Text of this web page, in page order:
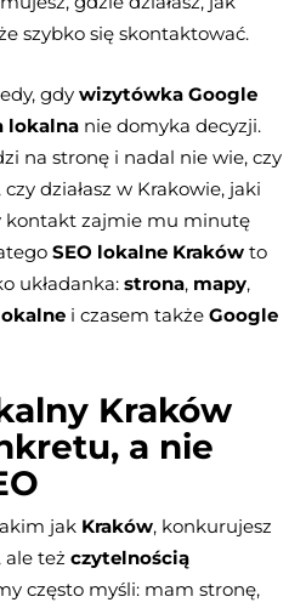
szybko się skontaktować.
gdy wizytówka Google
lokalna nie domyka decyzji.
na stronę i nadal nie wie, czy
działasz w Krakowie, jaki
kontakt zajmie mu minutę
SEO lokalne Kraków to
układanka: strona, mapy,
i czasem także Google
Kraków
a nie
jak Kraków, konkurujesz
ale też czytelnością
często myśli: mam stronę,